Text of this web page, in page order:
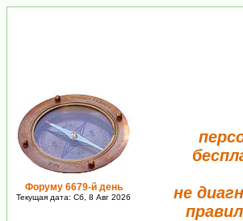
Форуму 6679-й день
Текущая дата: Сб, 8 Авг 2026
не